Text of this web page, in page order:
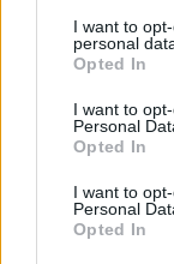
I want to
personal
Opted In
I want to
Personal
Opted In
I want to
Personal
Opted In
Luboš
připomínkovat
3.8.2026
Diskuse: 16